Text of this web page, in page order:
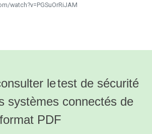
watch?v=PGSuOrRiJAM
letest de sécurité
systèmes connectés de
PDF